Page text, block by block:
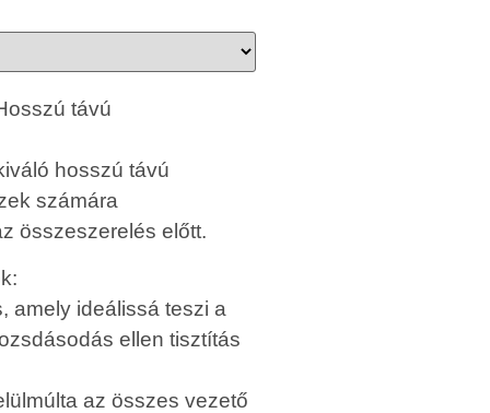
távú
hosszú távú
számára
összeszerelés előtt.
amely ideálissá teszi a
ellen tisztítás
az összes vezető